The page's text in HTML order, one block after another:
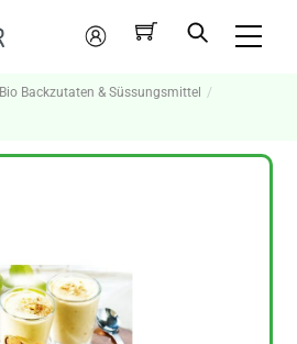
Mein
Konto
Bio Backzutaten & Süssungsmittel